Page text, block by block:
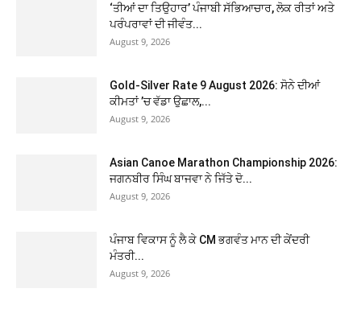
‘ਤੀਆਂ ਦਾ ਤਿਉਹਾਰ’ ਪੰਜਾਬੀ ਸੱਭਿਆਚਾਰ, ਲੋਕ ਰੀਤਾਂ ਅਤੇ
ਪਰੰਪਰਾਵਾਂ ਦੀ ਜੀਵੰਤ...
August 9, 2026
Gold-Silver Rate 9 August 2026: ਸੋਨੇ ਦੀਆਂ
ਕੀਮਤਾਂ ’ਚ ਵੱਡਾ ਉਛਾਲ,...
August 9, 2026
Asian Canoe Marathon Championship 2026:
ਜਗਨਬੀਰ ਸਿੰਘ ਬਾਜਵਾ ਨੇ ਜਿੱਤੇ ਦੋ...
August 9, 2026
ਪੰਜਾਬ ਵਿਕਾਸ ਨੂੰ ਲੈ ਕੇ CM ਭਗਵੰਤ ਮਾਨ ਦੀ ਕੇਂਦਰੀ
ਮੰਤਰੀ...
August 9, 2026